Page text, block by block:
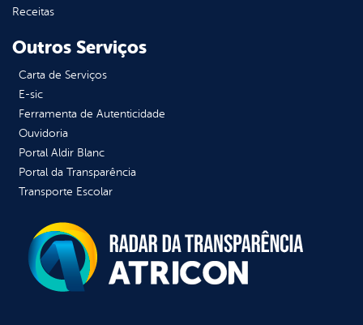
Receitas
Outros Serviços
Carta de Serviços
E-sic
Ferramenta de Autenticidade
Ouvidoria
Portal Aldir Blanc
Portal da Transparência
Transporte Escolar